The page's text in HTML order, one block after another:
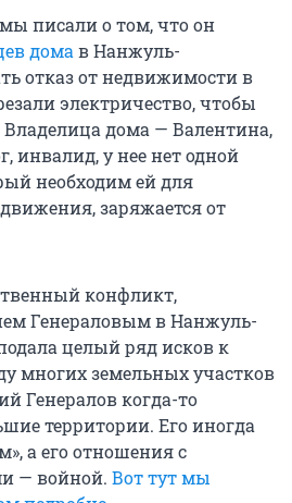
мы писали о том, что он
домав Нанжуль-
отказ от недвижимости в
электричество, чтобы
дома — Валентина,
инвалид, у нее нет одной
необходим ей для
заряжается от
конфликт,
Генераловым в Нанжуль-
целый ряд исков к
многих земельных участков
Генералов когда-то
территории. Его иногда
а его отношения с
— войной. Вот тут мы